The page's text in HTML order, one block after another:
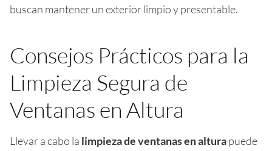
buscan mantener un exterior limpio y presentable.
Consejos Prácticos para la
Limpieza Segura de
Ventanas en Altura
Llevar a cabo la limpieza de ventanas en alturapuede